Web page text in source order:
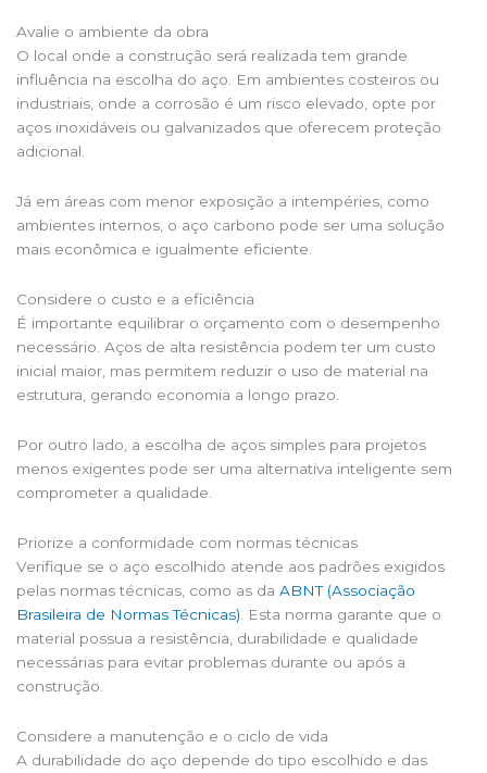
Avalie o ambiente da obra
O local onde a construção será realizada tem grande
influência na escolha do aço. Em ambientes costeiros ou
industriais, onde a corrosão é um risco elevado, opte por
aços inoxidáveis ou galvanizados que oferecem proteção
adicional.
Já em áreas com menor exposição a intempéries, como
ambientes internos, o aço carbono pode ser uma solução
mais econômica e igualmente eficiente.
Considere o custo e a eficiência
É importante equilibrar o orçamento com o desempenho
necessário. Aços de alta resistência podem ter um custo
inicial maior, mas permitem reduzir o uso de material na
estrutura, gerando economia a longo prazo.
Por outro lado, a escolha de aços simples para projetos
menos exigentes pode ser uma alternativa inteligente sem
comprometer a qualidade.
Priorize a conformidade com normas técnicas
Verifique se o aço escolhido atende aos padrões exigidos
pelas normas técnicas, como as da ABNT (Associação
Brasileira de Normas Técnicas) . Esta norma garante que o
material possua a resistência, durabilidade e qualidade
necessárias para evitar problemas durante ou após a
construção.
Considere a manutenção e o ciclo de vida
A durabilidade do aço depende do tipo escolhido e das